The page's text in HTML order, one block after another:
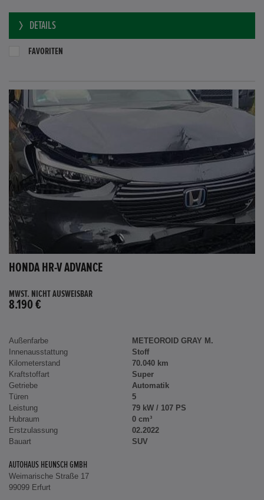
DETAILS
FAVORITEN
HONDA HR-V ADVANCE
MWST. NICHT AUSWEISBAR
8.190 €
Außenfarbe
METEOROID GRAY M.
Innenausstattung
Stoff
Kilometerstand
70.040 km
Kraftstoffart
Super
Getriebe
Automatik
Türen
5
Leistung
79 kW / 107 PS
Hubraum
0 cm³
Erstzulassung
02.2022
Bauart
SUV
AUTOHAUS HEUNSCH GMBH
Weimarische Straße 17
99099 Erfurt